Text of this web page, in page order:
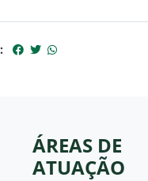
ÁREAS DE
ATUAÇÃO